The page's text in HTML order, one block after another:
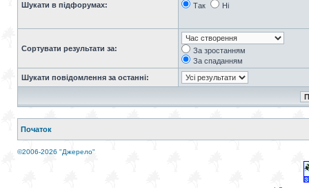
Шукати в підфорумах: Так Ні
Сортувати результати за:
За зростанням
За спаданням
Шукати повідомлення за останні:
Початок
©2006-2026 "Джерело"